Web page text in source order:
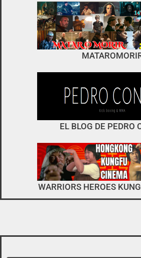
no es el
descargar y pirarse».
interactuar e
EL BLOG DE PEDRO
WARRIORS HEROES